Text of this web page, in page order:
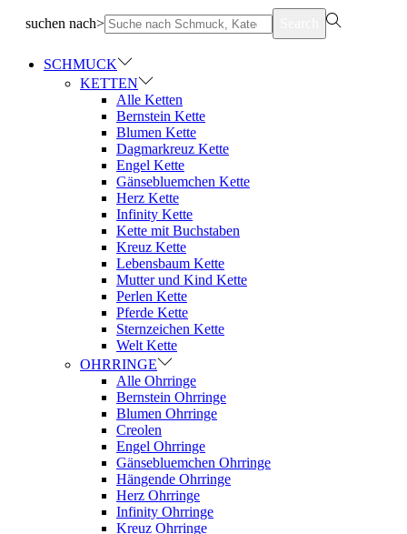
suchen nach>
SCHMUCK
KETTEN
Alle Ketten
Bernstein Kette
Blumen Kette
Dagmarkreuz Kette
Engel Kette
Gänsebluemchen Kette
Herz Kette
Infinity Kette
Kette mit Buchstaben
Kreuz Kette
Lebensbaum Kette
Mutter und Kind Kette
Perlen Kette
Pferde Kette
Sternzeichen Kette
Welt Kette
OHRRINGE
Alle Ohrringe
Bernstein Ohrringe
Blumen Ohrringe
Creolen
Engel Ohrringe
Gänsebluemchen Ohrringe
Hängende Ohrringe
Herz Ohrringe
Infinity Ohrringe
Kreuz Ohrringe